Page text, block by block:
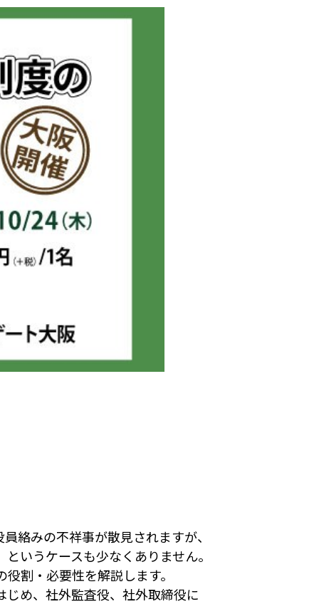
絡みの不祥事が散見されますが、
いうケースも少なくありません。
割・必要性を解説します。
め、社外監査役、社外取締役に